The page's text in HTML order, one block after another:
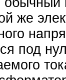
же
под